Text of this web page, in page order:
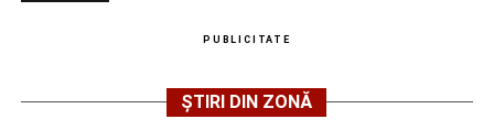
Adaugă-ne ca sursă preferată
Urmărește-ne pe Google News
PUBLICITATE
ȘTIRI DIN ZONĂ